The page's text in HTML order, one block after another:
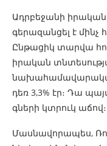
Ադրբեջանի իրական
գերազանցել է
Ընթացիկ տարվա
իրական
դեռ 3,3% էր։ Դա
գների կտրուկ աճով։
Մասնավորապես,